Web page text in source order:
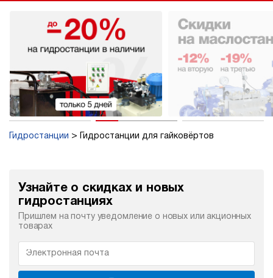
Гидростанции Гидростанции для гайковёртов
Узнайте о скидках и новых
гидростанциях
Пришлем на почту уведомление о новых или акционных
товарах